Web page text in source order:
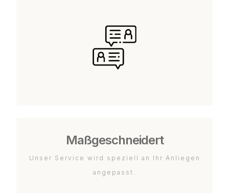
Maßgeschneidert
Unser Service wird speziell an Ihr Anliegen
angepasst.